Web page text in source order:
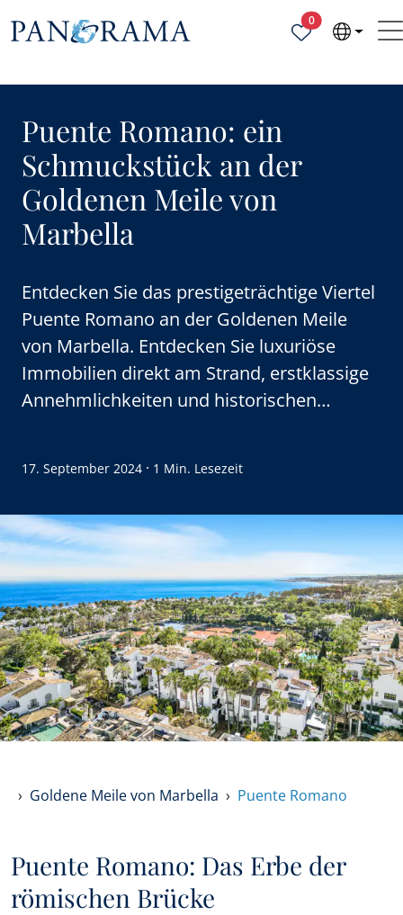
0Ausgewählte
Puente Romano: ein
Schmuckstück an der
Goldenen Meile von
Marbella
Entdecken Sie das prestigeträchtige Viertel
Puente Romano an der Goldenen Meile
von Marbella. Entdecken Sie luxuriöse
Immobilien direkt am Strand, erstklassige
Annehmlichkeiten und historischen
17. September 2024 · 1 Min. Lesezeit
Goldene Meile von Marbella Puente Romano
Puente Romano: Das Erbe der
römischen Brücke